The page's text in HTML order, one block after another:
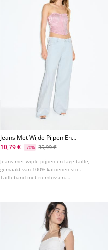
Jeans Met Wijde Pijpen En
Lage Taille
10,79 € -70% 35,99 €
Jeans met wijde pijpen en lage taille,
gemaakt van 100% katoenen stof.
Tailleband met riemlussen.